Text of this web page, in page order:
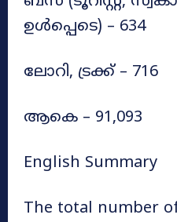
ഉൾപ്പെടെ) – 634
ലോറി, ട്രക്ക് – 716
ആകെ – 91,093
English Summary
The total number